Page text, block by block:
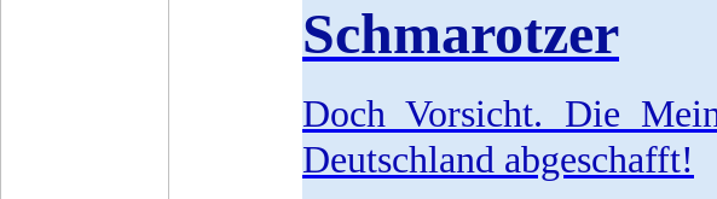
Schmarotzer
Doch Vorsicht. Die
Deutschland abgeschafft!